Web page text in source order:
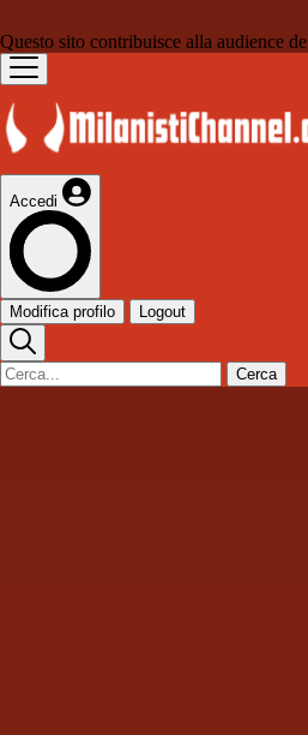
Questo sito contribuisce alla audience de
Accedi
Modifica profilo Logout
Cerca